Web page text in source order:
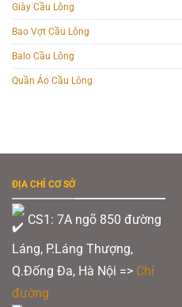
Giày Cầu Lông
Bao Vợt Cầu Lông
Balo Cầu Lông
Quần Áo Cầu Lông
ĐỊA CHỈ CƠ SỞ
CS1: 7A ngõ 850 đường
Láng, P.Láng Thượng,
Q.Đống Đa, Hà Nội => Chỉ
đường